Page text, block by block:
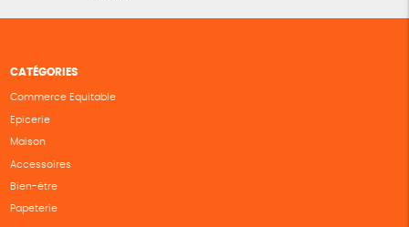
CATÉGORIES
Commerce Equitable
Epicerie
Maison
Accessoires
Bien-être
Papeterie